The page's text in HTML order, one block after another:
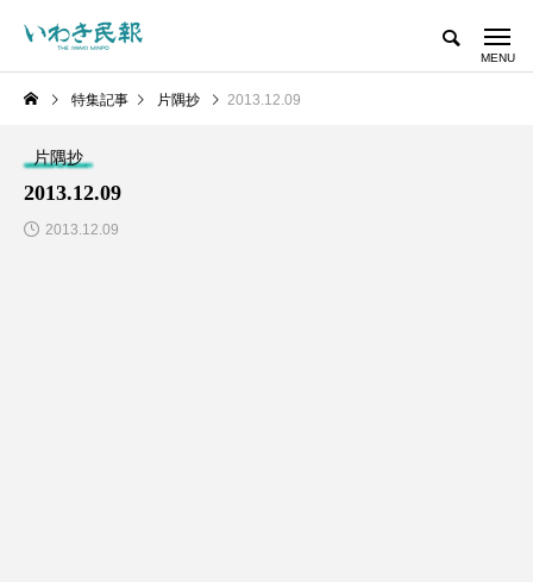
特集記事 片隅抄 2013.12.09
片隅抄
2013.12.09
2013.12.09